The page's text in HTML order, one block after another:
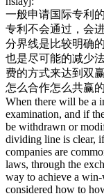
一般申请国际专利
专利不会通过，会
分界线是比较明确
也是尽可能的减少
费的方式来达到双
怎么合作怎么共赢
When there will be a
examination, and if
be withdrawn or
dividing line is clear,
companies are
laws, through the
way to achieve a
considered how to